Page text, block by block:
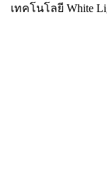
เทคโนโลยี White